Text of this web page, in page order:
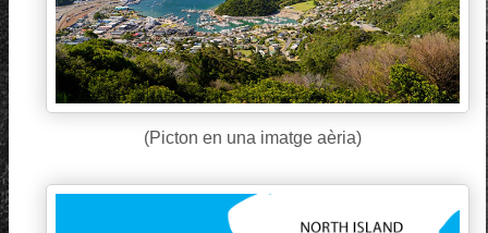
(Picton en una imatge aèria)